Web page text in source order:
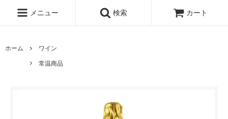
メニュー 検索 カート
ホーム
ワイン
常温商品